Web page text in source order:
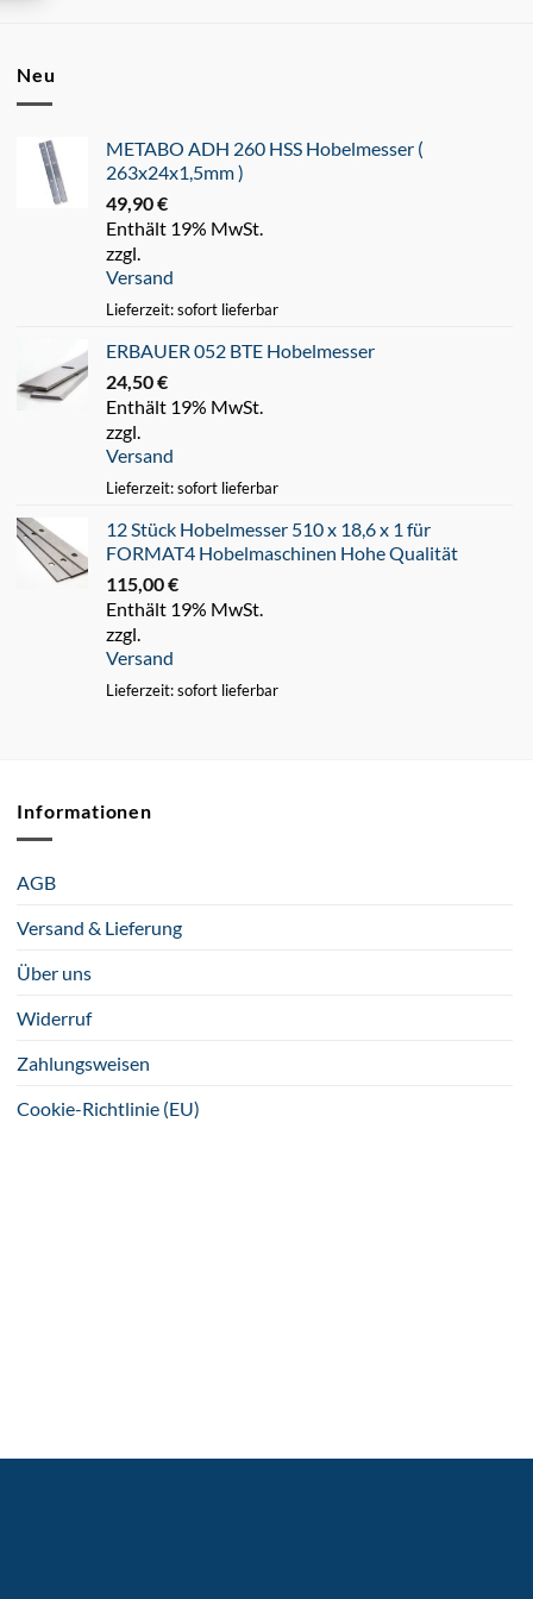
Neu
METABO ADH 260 HSS Hobelmesser (
263x24x1,5mm )
49,90€
Enthält 19% MwSt.
zzgl.
Versand
Lieferzeit: sofort lieferbar
ERBAUER 052 BTE Hobelmesser
24,50€
Enthält 19% MwSt.
zzgl.
Versand
Lieferzeit: sofort lieferbar
12 Stück Hobelmesser 510 x 18,6 x 1 für
FORMAT4 Hobelmaschinen Hohe Qualität
115,00€
Enthält 19% MwSt.
zzgl.
Versand
Lieferzeit: sofort lieferbar
Informationen
AGB
Versand & Lieferung
Über uns
Widerruf
Zahlungsweisen
Cookie-Richtlinie (EU)